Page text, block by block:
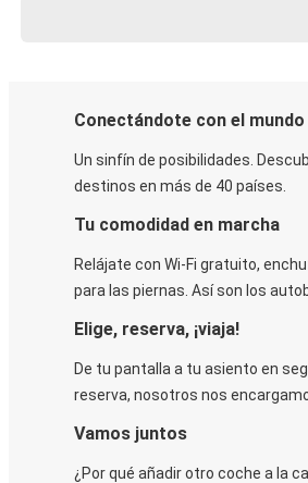
Conectándote con el mundo
Un sinfín de posibilidades.
destinos en más de 40 países.
Tu comodidad en marcha
Relájate con Wi-Fi gratuito,
para las piernas. Así son los
Elige, reserva, ¡viaja!
De tu pantalla a tu asiento en
reserva, nosotros nos
Vamos juntos
¿Por qué añadir otro coche a la